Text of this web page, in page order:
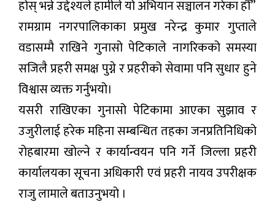
होस् भन्ने उद्देश्यले हामीले यो अभियान सञ्चालन गरेका हौँ”
रामग्राम नगरपालिकाका प्रमुख नरेन्द्र कुमार गुप्ताले
वडासम्मै राखिने गुनासो पेटिकाले नागरिकको समस्या
सजिलै प्रहरी समक्ष पुग्ने र प्रहरीको सेवामा पनि सुधार हुने
विश्वास व्यक्त गर्नुभयो।
यसरी राखिएका गुनासो पेटिकामा आएका सुझाव र
उजुरीलाई हरेक महिना सम्बन्धित तहका जनप्रतिनिधिको
रोहबारमा खोल्ने र कार्यान्वयन पनि गर्ने जिल्ला प्रहरी
कार्यालयका सूचना अधिकारी एवं प्रहरी नायव उपरीक्षक
राजु लामाले बताउनुभयो ।